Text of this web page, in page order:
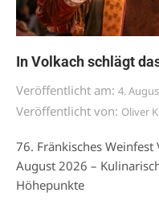
In Volkach schlägt
Veröffentlicht am: 4.
Veröffentlicht von: Oliver
76. Fränkisches
August 2026 –
Höhepunkte